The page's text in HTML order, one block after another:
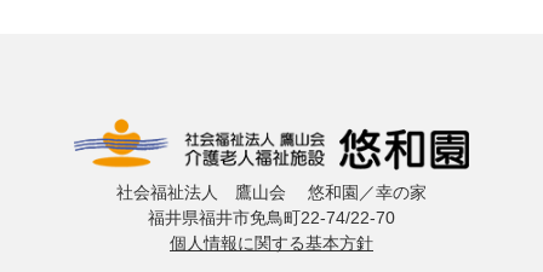
社会福祉法人 鷹山会 悠和園／幸の家
福井県福井市免鳥町22-74/22-70
個人情報に関する基本方針